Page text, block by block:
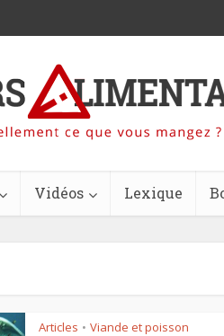
Vidéos Lexique
Articles • Viande et poisson